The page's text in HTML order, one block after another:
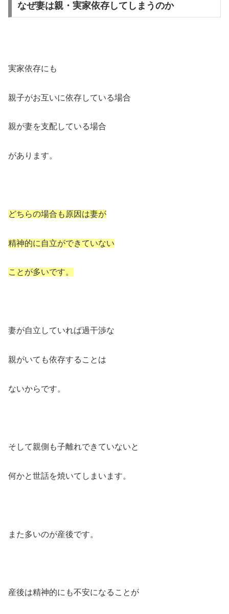
なぜ妻は親・実家依存してしまうのか
実家依存にも
親子がお互いに依存している場合
親が妻を支配している場合
があります。
どちらの場合も原因は妻が
精神的に自立ができていない
ことが多いです。
妻が自立していれば過干渉な
親がいても依存することは
ないからです。
そして親側も子離れできていないと
何かと世話を焼いてしまいます。
また多いのが産後です。
産後は精神的にも不安になることが